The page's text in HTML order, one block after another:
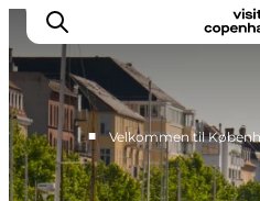
This is
■ Velkommen til